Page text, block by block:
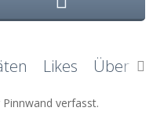
Likes Über
verfasst.